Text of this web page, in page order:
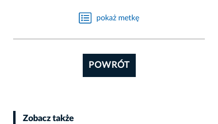
pokaż metkę
POWRÓT
Zobacz także